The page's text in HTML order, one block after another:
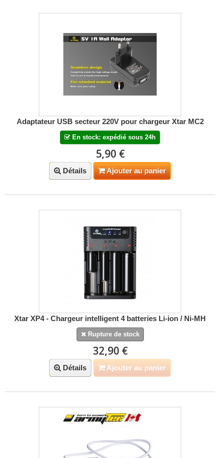
Adaptateur USB secteur 220V pour chargeur Xtar MC2
En stock: expédié sous 24h
5,90 €
Détails Ajouter au panier
Xtar XP4 - Chargeur intelligent 4 batteries Li-ion / Ni-MH
Rupture de stock
32,90 €
Détails Ajouter au panier